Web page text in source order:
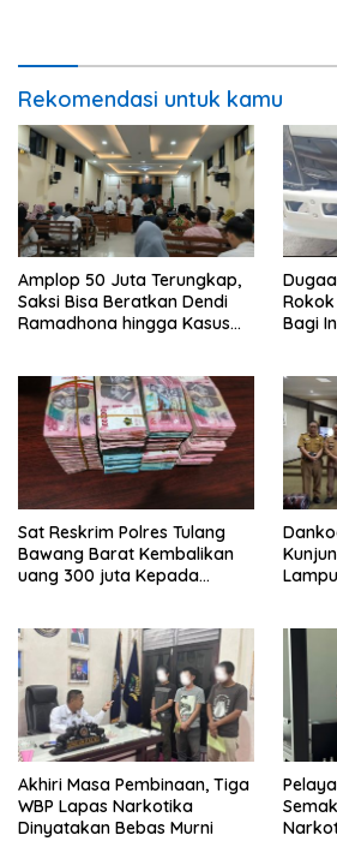
Rekomendasi untuk kamu
Amplop 50 Juta Terungkap,
Saksi Bisa Beratkan Dendi
Ramadhona hingga Kasus
Bagi
Sat Reskrim Polres Tulang
Bawang Barat Kembalikan
uang 300 juta Kepada
Akhiri Masa Pembinaan, Tiga
WBP Lapas Narkotika
Dinyatakan Bebas Murni